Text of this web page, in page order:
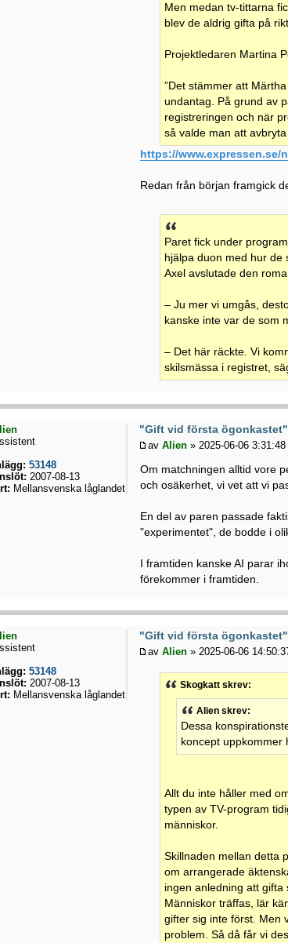
Men medan tv-tittarna
blev de aldrig gifta på
Projektledaren Martina
”Det stämmer att
undantag. På grund av
registreringen och när
så valde man att
https://www.expressen.se/
Redan från början framgick
Paret fick under
hjälpa duon med hur de
Axel avslutade den
– Ju mer vi umgås,
kanske inte var de som
– Det här räckte. Vi
skilsmässa i registret,
"Gift vid första
avAlien » 2025-06-06 3:31:48
Om matchningen alltid vore
och osäkerhet, vi vet att vi
En del av paren passade
"experimentet", de bodde i
I framtiden kanske AI parar
förekommer i framtiden.
53148
2007-08-13
Mellansvenska låglandet
"Gift vid första
avAlien » 2025-06-06
Skogkatt skrev:
Alien skrev:
Dessa
koncept uppkommer
Allt du inte håller med
typen av TV-program
människor.
Skillnaden mellan detta
om arrangerade
ingen anledning att
Människor träffas, lär
gifter sig inte först. Men
problem. Så då får vi
53148
2007-08-13
Mellansvenska låglandet